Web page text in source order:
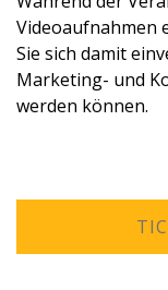
Videoaufnahmen
Sie sich damit
Marketing- und
werden können.